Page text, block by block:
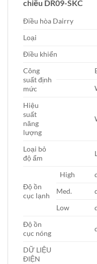
chiều DR09-SKC
Điều hòa Dairry
Loại
Điều khiển
Công
suất định
mức
Hiệu
suất
năng
lượng
Loại bỏ
độ ẩm
Độ ồn
cục lạnh
High
Med.
Low
Độ ồn
cục nóng
DỮ LIỆU
ĐIỆN